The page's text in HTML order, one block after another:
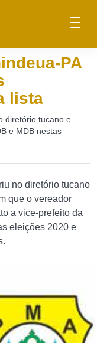
PA
lista
diretório tucano e
e MDB nestas
no diretório tucano
que o vereador
a vice-prefeito da
eleições 2020 e